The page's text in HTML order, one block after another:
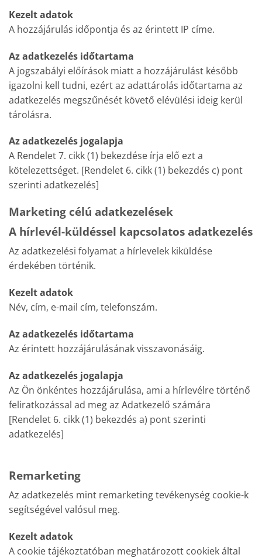
Kezelt adatok
A hozzájárulás időpontja és az érintett IP címe.
Az adatkezelés időtartama
A jogszabályi előírások miatt a hozzájárulást később
igazolni kell tudni, ezért az adattárolás időtartama az
adatkezelés megszűnését követő elévülési ideig kerül
tárolásra.
Az adatkezelés jogalapja
A Rendelet 7. cikk (1) bekezdése írja elő ezt a
kötelezettséget. [Rendelet 6. cikk (1) bekezdés c) pont
szerinti adatkezelés]
Marketing célú adatkezelések
A hírlevél-küldéssel kapcsolatos adatkezelés
Az adatkezelési folyamat a hírlevelek kiküldése
érdekében történik.
Kezelt adatok
Név, cím, e-mail cím, telefonszám.
Az adatkezelés időtartama
Az érintett hozzájárulásának visszavonásáig.
Az adatkezelés jogalapja
Az Ön önkéntes hozzájárulása, ami a hírlevélre történő
feliratkozással ad meg az Adatkezelő számára
[Rendelet 6. cikk (1) bekezdés a) pont szerinti
adatkezelés]
Remarketing
Az adatkezelés mint remarketing tevékenység cookie-k
segítségével valósul meg.
Kezelt adatok
A cookie tájékoztatóban meghatározott cookiek által